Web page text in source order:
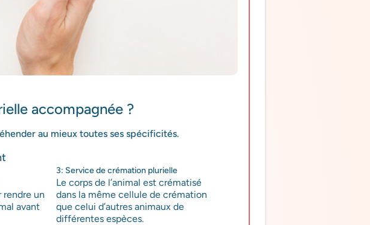
accompagnée ?
au mieux toutes ses spécificités.
un
avant
3: Service de crémation plurielle
Le corps de l’animal est crématisé
dans la même cellule de crémation
que celui d’autres animaux de
différentes espèces.